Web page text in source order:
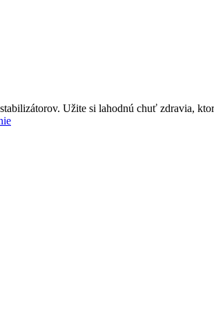
Užite si lahodnú chuť zdravia,